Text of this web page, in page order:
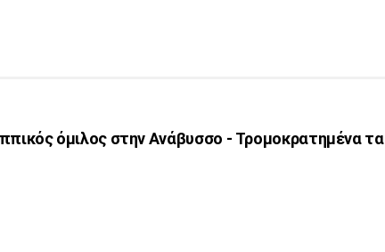
όμιλος στην Ανάβυσσο - Τρομοκρατημένα τα